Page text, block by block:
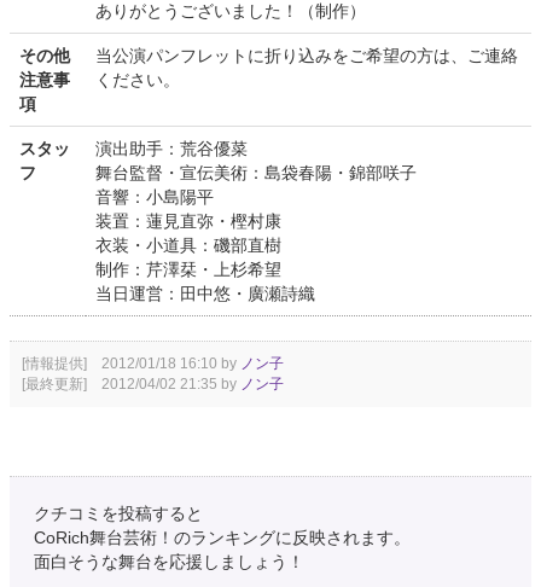
ありがとうございました！（制作）
その他
注意事
項
当公演パンフレットに折り込みをご希望の方は、ご連絡
ください。
スタッ
フ
演出助手：荒谷優菜
舞台監督・宣伝美術：島袋春陽・錦部咲子
音響：小島陽平
装置：蓮見直弥・樫村康
衣装・小道具：磯部直樹
制作：芹澤栞・上杉希望
当日運営：田中悠・廣瀬詩織
[情報提供] 2012/01/18 16:10 by ノン子
[最終更新] 2012/04/02 21:35 by ノン子
クチコミを投稿すると
CoRich舞台芸術！のランキングに反映されます。
面白そうな舞台を応援しましょう！